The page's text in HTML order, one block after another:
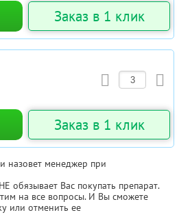
Заказ в 1 клик
Заказ в 1 клик
назовет менеджер при
обязывает Вас покупать препарат.
на все вопросы. И Вы сможете
или отменить ее